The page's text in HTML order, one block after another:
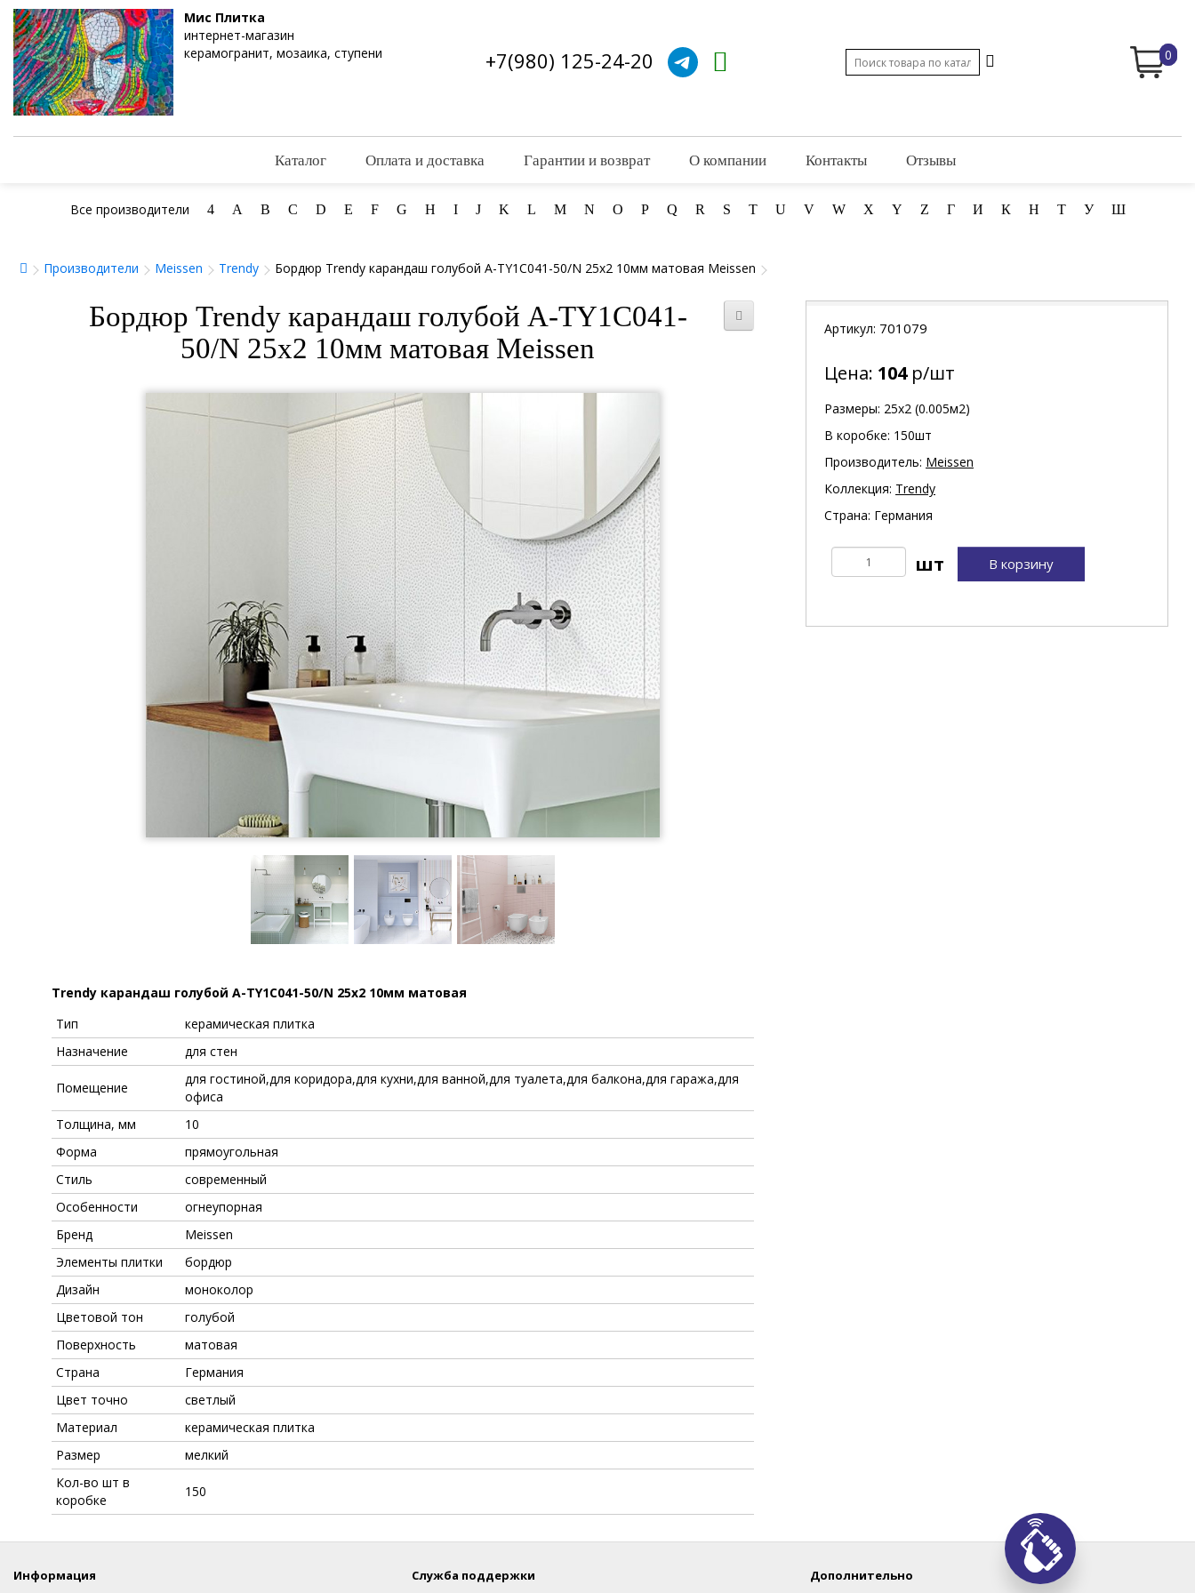
Мис Плитка
интернет-магазин
керамогранит, мозаика, ступени
+7(980) 125-24-20 0
Каталог Оплата и доставка Гарантии и возврат О компании Контакты Отзывы
Все производители 4 A B C D E F G H I J K L M N O P Q R S T U V W X Y Z Г И К Н Т У Ш
Производители Meissen Trendy Бордюр Trendy карандаш голубой A-TY1C041-50/N 25x2 10мм матовая Meissen
Бордюр Trendy карандаш голубой A-TY1C041-
50/N 25x2 10мм матовая Meissen
Trendy карандаш голубой A-TY1C041-50/N 25x2 10мм матовая
Тип
керамическая плитка
Назначение
для стен
Помещение
для гостиной,для коридора,для кухни,для ванной,для туалета,для балкона,для гаража,для
офиса
Толщина, мм
10
Форма
прямоугольная
Стиль
современный
Особенности
огнеупорная
Бренд
Meissen
Элементы плитки
бордюр
Дизайн
моноколор
Цветовой тон
голубой
Поверхность
матовая
Страна
Германия
Цвет точно
светлый
Материал
керамическая плитка
Размер
мелкий
Кол-во шт в
коробке
150
Артикул: 701079
Цена: 104р/шт
Размеры: 25х2 (0.005м2)
В коробке: 150шт
Производитель: Meissen
Коллекция: Trendy
Страна: Германия
В корзину
Информация Служба поддержки Дополнительно